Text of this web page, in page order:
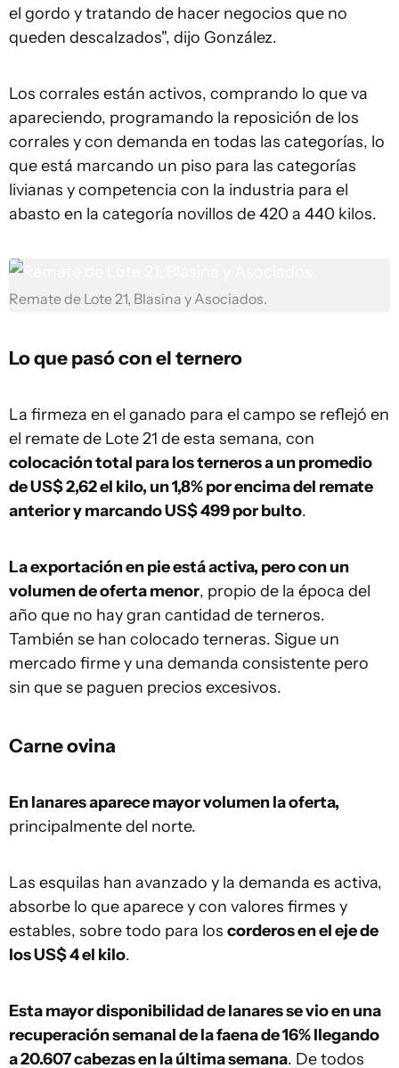
el gordo y tratando de hacer negocios que no
queden descalzados", dijo González.
Los corrales están activos, comprando lo que va
apareciendo, programando la reposición de los
corrales y con demanda en todas las categorías, lo
que está marcando un piso para las categorías
livianas y competencia con la industria para el
abasto en la categoría novillos de 420 a 440 kilos.
Remate de Lote 21, Blasina y Asociados.
Lo que pasó con el ternero
La firmeza en el ganado para el campo se reflejó en
el remate de Lote 21 de esta semana, con
colocación total para los terneros a un promedio
de US$ 2,62 el kilo, un 1,8% por encima del remate
anterior y marcando US$ 499 por bulto.
La exportación en pie está activa, pero con un
volumen de oferta menor, propio de la época del
año que no hay gran cantidad de terneros.
También se han colocado terneras. Sigue un
mercado firme y una demanda consistente pero
sin que se paguen precios excesivos.
Carne ovina
En lanares aparece mayor volumen la oferta,
principalmente del norte.
Las esquilas han avanzado y la demanda es activa,
absorbe lo que aparece y con valores firmes y
estables, sobre todo para los corderos en el eje de
los US$ 4 el kilo.
Esta mayor disponibilidad de lanares se vio en una
recuperación semanal de la faena de 16% llegando
a 20.607 cabezas en la última semana. De todos